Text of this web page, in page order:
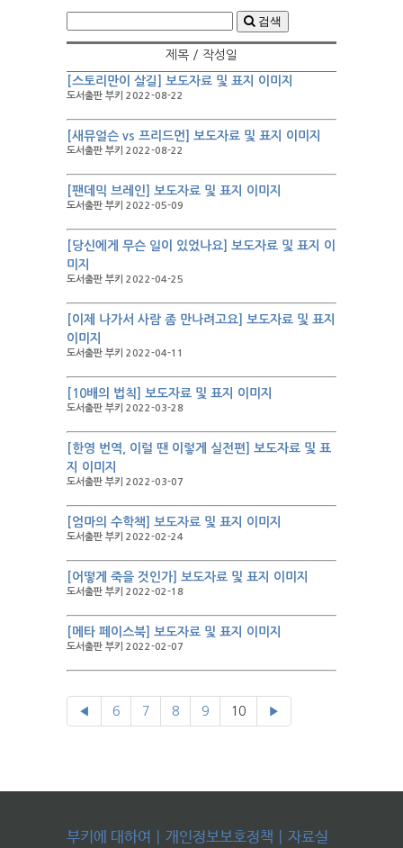
검색
제목 / 작성일
[스토리만이 살길] 보도자료 및 표지 이미지
도서출판 부키 2022-08-22
[새뮤얼슨 vs 프리드먼] 보도자료 및 표지 이미지
도서출판 부키 2022-08-22
[팬데믹 브레인] 보도자료 및 표지 이미지
도서출판 부키 2022-05-09
[당신에게 무슨 일이 있었나요] 보도자료 및 표지 이
미지
도서출판 부키 2022-04-25
[이제 나가서 사람 좀 만나려고요] 보도자료 및 표지
이미지
도서출판 부키 2022-04-11
[10배의 법칙] 보도자료 및 표지 이미지
도서출판 부키 2022-03-28
[한영 번역, 이럴 땐 이렇게 실전편] 보도자료 및 표
지 이미지
도서출판 부키 2022-03-07
[엄마의 수학책] 보도자료 및 표지 이미지
도서출판 부키 2022-02-24
[어떻게 죽을 것인가] 보도자료 및 표지 이미지
도서출판 부키 2022-02-18
[메타 페이스북] 보도자료 및 표지 이미지
도서출판 부키 2022-02-07
◀ 6 7 8 9 10 ▶
부키에 대하여 개인정보보호정책 자료실